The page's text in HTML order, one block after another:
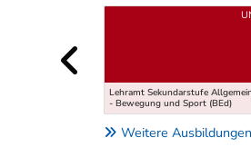
Uber weitere
Lehramt Sekundarstufe
- Bewegung und Sport (BEd)
Weitere